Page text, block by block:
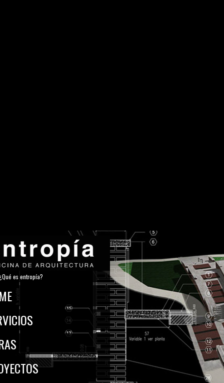
es entropía?
TEAM
Nicolas Hernandez